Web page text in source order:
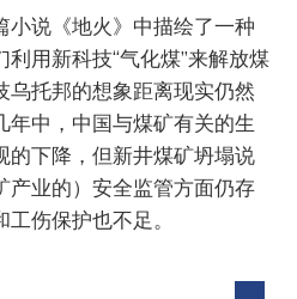
小说《地火》中描绘了一种
用新科技“气化煤”来解放煤
乌托邦的想象距离现实仍然
年中，中国与煤矿有关的生
的下降，但新井煤矿坍塌说
产业的）安全监管方面仍存
伤保护也不足。